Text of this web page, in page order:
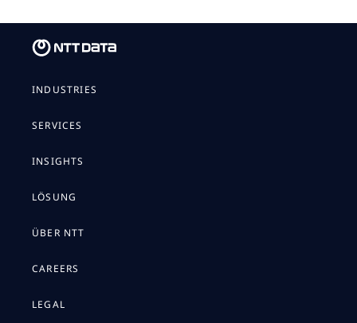
INDUSTRIES
SERVICES
INSIGHTS
LÖSUNG
ÜBER NTT
CAREERS
LEGAL